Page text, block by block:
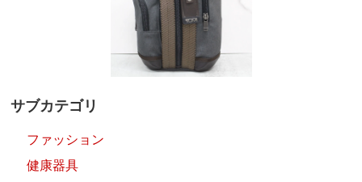
サブカテゴリ
ファッション
健康器具